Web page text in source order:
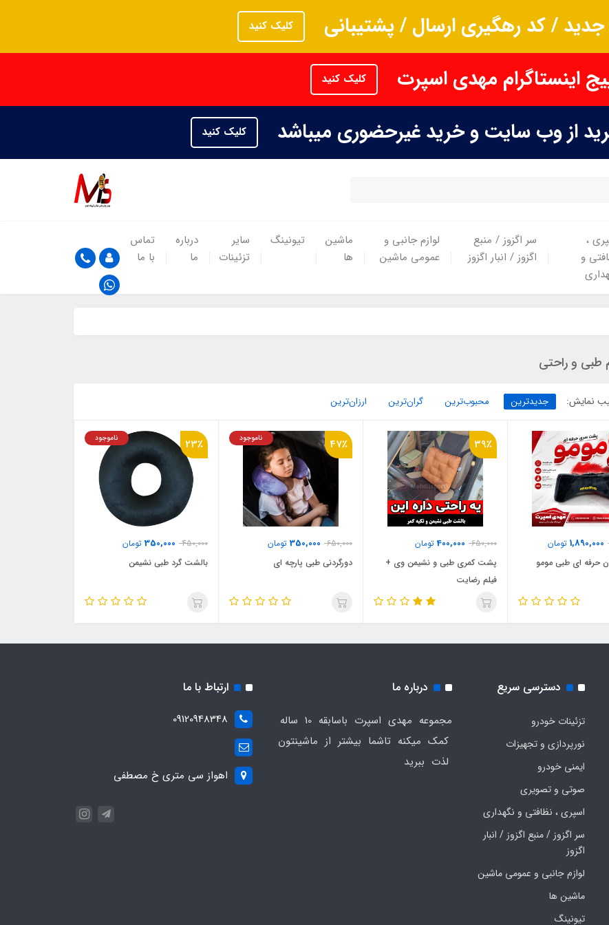
/ کد رهگیری ارسال / پشتیبانی کلیک کنید
اینستاگرام مهدی اسپرت کلیک کنید
از وب سایت و خرید غیرحضوری میباشد کلیک کنید
،
و
سر اگزوز / منبع
اگزوز / انبار اگزوز
لوازم جانبی و
عمومی ماشین
ماشین
ها
تیونینگ
سایر
تزئینات
درباره
ما
تماس
با ما
طبی و راحتی
نمایش: جدیدترین محبوب‌ترین گران‌ترین ارزان‌ترین
1,890,000 تومان
حرفه ای طبی مومو
39٪
650,000
400,000تومان
پشت کمری طبی و نشیمن وی +
فیلم رضایت
47٪
650,000
350,000 تومان
ناموجود
دورگردنی طبی پارچه ای
23٪
450,000
350,000 تومان
ناموجود
بالشت گرد طبی نشیمن
دسترسی سریع
تزئینات خودرو
نورپردازی و تجهیزات
ایمنی خودرو
صوتی و تصویری
اسپری ، نظافتی و نگهداری
سر اگزوز / منبع اگزوز / انبار
اگزوز
لوازم جانبی و عمومی ماشین
ماشین ها
تیونینگ
درباره ما
مجموعه مهدی اسپرت باسابقه 10 ساله
کمک میکنه تاشما بیشتر از ماشینتون
لذت ببرید
ارتباط با ما
09120948348
اهواز سی متری خ مصطفی